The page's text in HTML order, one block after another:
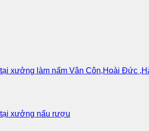
xưởng làm nấm Vân Côn,Hoài Đức
xưởng nấu rượu